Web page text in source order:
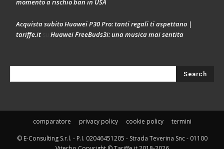
momento a rischio ban in USA
Acquista subito Huawei P30 Pro: tanti regali ti aspettano |
tariffe.it
Huawei FreeBuds3i: una musica mai sentita
comparatore privacy policy cookie policy
termini
© E-Consulting S.r.l. - P.I. 02046451205 - Strada Teverina Snc - 01100